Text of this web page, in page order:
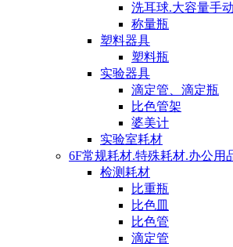
洗耳球.大容量手
称量瓶
塑料器具
塑料瓶
实验器具
滴定管、滴定瓶
比色管架
婆美计
实验室耗材
6F常规耗材.特殊耗材.办公用
检测耗材
比重瓶
比色皿
比色管
滴定管